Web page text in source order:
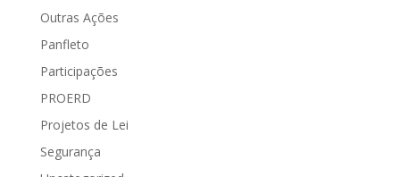
Outras Ações
Panfleto
Participações
PROERD
Projetos de Lei
Segurança